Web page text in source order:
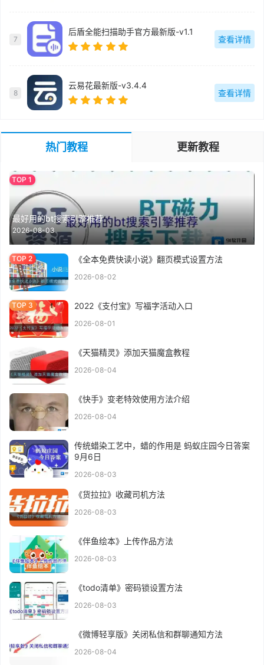
7
后盾全能扫描助手官方最新版-v1.1
查看详情
8
云易花最新版-v3.4.4
查看详情
热门教程 更新教程
最好用的bt搜索引擎推荐
2026-08-03
《全本免费快读小说》翻页模式设置方法
2026-08-02
2022《支付宝》写福字活动入口
2026-08-01
《天猫精灵》添加天猫魔盒教程
2026-08-04
《快手》变老特效使用方法介绍
2026-08-04
传统蜡染工艺中，蜡的作用是 蚂蚁庄园今日答案
9月6日
2026-08-03
《货拉拉》收藏司机方法
2026-08-03
《伴鱼绘本》上传作品方法
2026-08-03
《todo清单》密码锁设置方法
2026-08-03
《微博轻享版》关闭私信和群聊通知方法
2026-08-04